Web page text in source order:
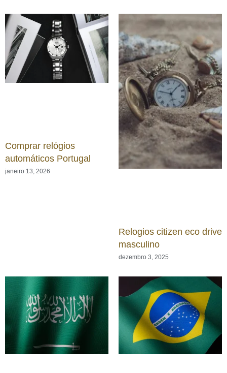
Comprar relógios
automáticos Portugal
janeiro 13, 2026
Relogios citizen eco drive
masculino
dezembro 3, 2025